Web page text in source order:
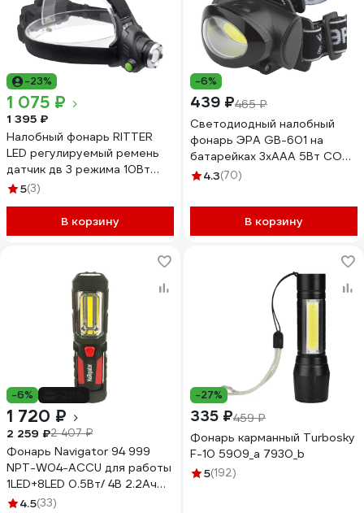
-23%
1 075 ₽
1 395 ₽
Налобный фонарь RITTER
LED регулируемый ремень
датчик дв 3 режима 10Вт
1200 мАч 200Лм IP44 56209
5(3)
В корзину
-6%
439 ₽465 ₽
Светодиодный налобный
фонарь ЭРА GB-601 на
батарейках 3хААА 5Вт COB
3 режима Б0027818
4.3(70)
В корзину
-6%
1 720 ₽
2 259 ₽2 407 ₽
Фонарь Navigator 94 999
NPT-W04-ACCU для работы
1LED+8LED 0.5Вт/ 4В 2.2Ач
94999
4.5(33)
-27%
335 ₽459 ₽
Фонарь карманный Turbosky
F-10 5909_а 7930_b
5(192)